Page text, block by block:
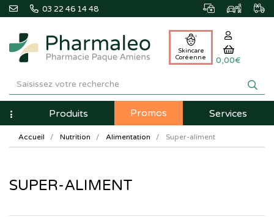
03 22 46 14 48
Pharmaleo
Pharmacie
Paque
Amiens
Skincare
Coréenne
0,00€
NavigationProduits Promos Services
Accueil Nutrition Alimentation Super-aliment
SUPER-ALIMENT